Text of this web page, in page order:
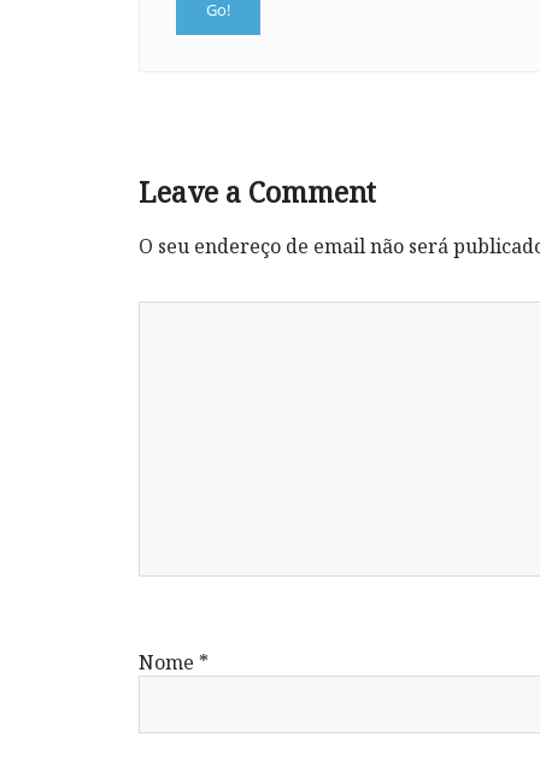
Leave a Comment
O seu endereço de email não será
Nome *